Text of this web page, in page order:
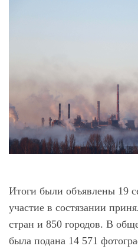
Итоги были объявлены 19
участие в состязании
стран и 850 городов. В
была подана 14 571